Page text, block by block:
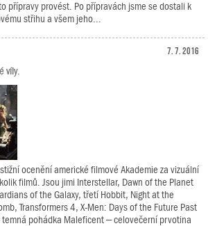
přípravy provést. Po přípravách jsme se dostali k
střihu a všem jeho...
7. 7. 2016
víly.
ocenění americké filmové Akademie za vizuální
filmů. Jsou jimi Interstellar, Dawn of the Planet
of the Galaxy, třetí Hobbit, Night at the
Transformers 4, X-Men: Days of the Future Past
pohádka Maleficent – celovečerní prvotina